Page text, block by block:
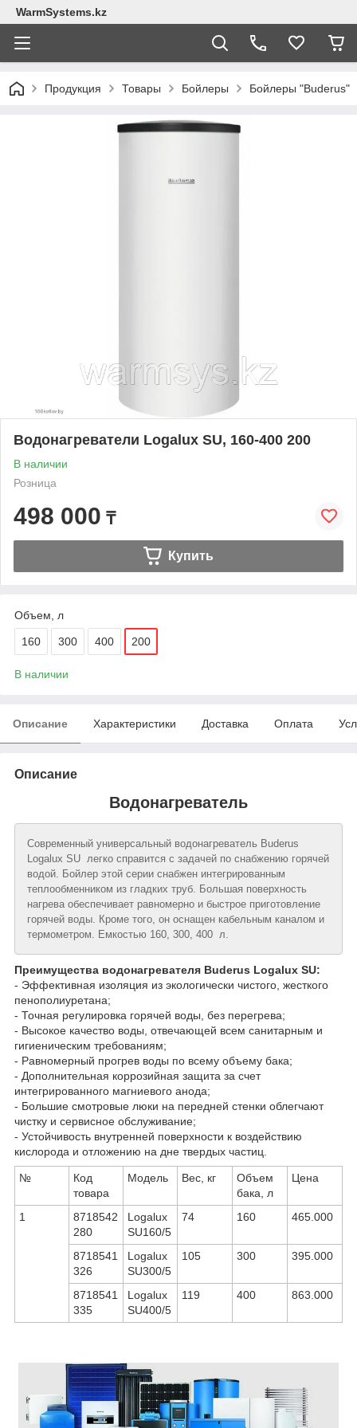
WarmSystems.kz
Продукция Товары Бойлеры Бойлеры "Buderus"
Водонагреватели Logalux SU, 160-400 200
В наличии
Розница
498 000 ₸
Купить
Объем, л
160 300 400 200
В наличии
Описание Характеристики Доставка Оплата
Описание
Водонагреватель
Современный универсальный водонагреватель Buderus
Logalux SU легко справится с задачей по снабжению горячей
водой. Бойлер этой серии снабжен интегрированным
теплообменником из гладких труб. Большая поверхность
нагрева обеспечивает равномерно и быстрое приготовление
горячей воды. Кроме того, он оснащен кабельным каналом и
термометром. Емкостью 160, 300, 400 л.
Преимущества водонагревателя Buderus Logalux SU:
- Эффективная изоляция из экологически чистого, жесткого
пенополиуретана;
- Точная регулировка горячей воды, без перегрева;
- Высокое качество воды, отвечающей всем санитарным и
гигиеническим требованиям;
- Равномерный прогрев воды по всему объему бака;
- Дополнительная коррозийная защита за счет
интегрированного магниевого анода;
- Большие смотровые люки на передней стенки облегчают
чистку и сервисное обслуживание;
- Устойчивость внутренней поверхности к воздействию
кислорода и отложению на дне твердых частиц.
№
Код
товара
Модель Вес, кг
Объем
бака, л
Цена
1
8718542
280
Logalux
SU160/5
74 160 465.000
8718541
326
Logalux
SU300/5
105 300 395.000
8718541
335
Logalux
SU400/5
119 400 863.000